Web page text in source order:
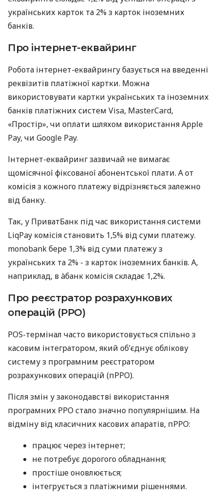
українських карток та 2% з карток іноземних
банків.
Про інтернет-еквайринг
Робота інтернет-еквайрингу базується на введенні
реквізитів платіжної картки. Можна
використовувати картки українських та іноземних
банків платіжних систем Visa, MasterCard,
«Простір», чи оплати шляхом використання Apple
Pay, чи Google Pay.
Інтернет-еквайринг зазвичай не вимагає
щомісячної фіксованої абонентської плати. А от
комісія з кожного платежу відрізняється залежно
від банку.
Так, у ПриватБанк під час використання системи
LiqPay комісія становить 1,5% від суми платежу.
monobank бере 1,3% від суми платежу з
українських та 2% - з карток іноземних банків. А,
наприклад, в àбанк комісія складає 1,2%.
Про реєстратор розрахункових
операцій (РРО)
POS-термінал часто використовується спільно з
касовим інтегратором, який об’єднує облікову
систему з програмним реєстратором
розрахункових операцій (пРРО).
Після змін у законодавстві використання
програмних РРО стало значно популярнішим. На
відміну від класичних касових апаратів, пРРО:
працює через інтернет;
не потребує дорогого обладнання;
простіше оновлюється;
інтегрується з платіжними рішеннями.